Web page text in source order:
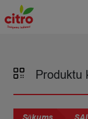
Skip
to
Skip
to
Produktu